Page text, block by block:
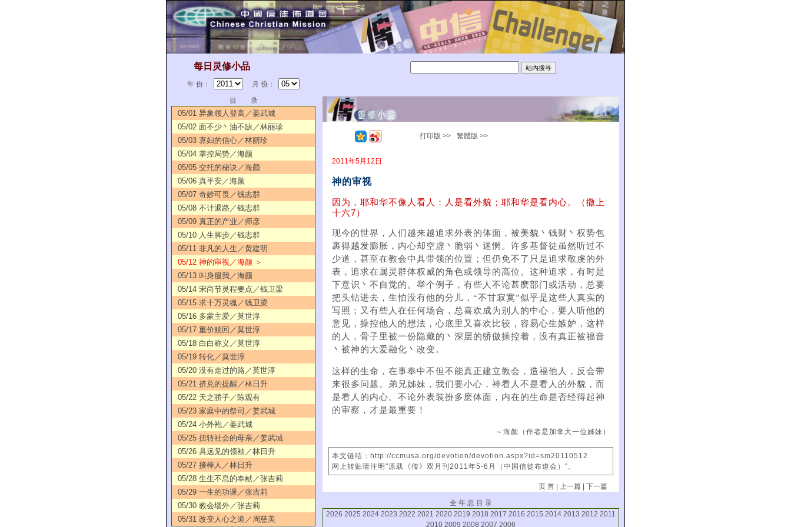
每日灵修小品
年 份：
月 份：
目 录
05/01 异象领人登高／姜武城
05/02 面不少丶油不缺／林丽珍
05/03 寡妇的信心／林丽珍
05/04 掌控局势／海颜
05/05 交托的秘诀／海颜
05/06 真平安／海颜
05/07 奇妙可畏／钱志群
05/08 不计退路／钱志群
05/09 真正的产业／师彦
05/10 人生脚步／钱志群
05/11 非凡的人生／黄建明
05/12 神的审视／海颜 ＞
05/13 叫身服我／海颜
05/14 宋尚节灵程要点／钱卫梁
05/15 求十万灵魂／钱卫梁
05/16 多蒙主爱／莫世淳
05/17 重价赎回／莫世淳
05/18 白白称义／莫世淳
05/19 转化／莫世淳
05/20 没有走过的路／莫世淳
05/21 挤兑的提醒／林日升
05/22 天之骄子／陈观有
05/23 家庭中的祭司／姜武城
05/24 小外袍／姜武城
05/25 扭转社会的母亲／姜武城
05/26 具远见的领袖／林日升
05/27 接棒人／林日升
05/28 生生不息的奉献／张吉莉
05/29 一生的功课／张吉莉
05/30 教会墙外／张吉莉
05/31 改变人心之道／周慈美
打印版 >> 繁體版 >>
2011年5月12日
神的审视
因为，耶和华不像人看人：人是看外貌；耶和华是看内心。（撒上
十六7）
现今的世界，人们越来越追求外表的体面，被美貌丶钱财丶权势包
裹得越发膨胀，内心却空虚丶脆弱丶迷惘。许多基督徒虽然听过不
少道，甚至在教会中具带领的位置；但仍免不了只是追求敬虔的外
表，追求在属灵群体权威的角色或领导的高位。这种追求，有时是
下意识丶不自觉的。举个例子，有些人不论甚麽部门或活动，总要
把头钻进去，生怕没有他的分儿，“不甘寂寞”似乎是这些人真实的
写照；又有些人在任何场合，总喜欢成为别人的中心，要人听他的
意见，操控他人的想法，心底里又喜欢比较，容易心生嫉妒，这样
的人，骨子里被一份隐藏的丶深层的骄傲操控着，没有真正被福音
丶被神的大爱融化丶改变。
这样的生命，在事奉中不但不能真正建立教会，造福他人，反会带
来很多问题。弟兄姊妹，我们要小心，神看人不是看人的外貌，而
是看人的内心。不论外表装扮多麽体面，内在的生命是否经得起神
的审察，才是最重要！
～海颜（作者是加拿大一位姊妹）
本文链结：http://ccmusa.org/devotion/devotion.aspx?id=sm20110512
网上转贴请注明"原载《传》双月刊2011年5-6月（中国信徒布道会）"。
页 首 | 上一篇 |下一篇
全 年 总 目 录
2026 2025 2024 2023 2022 2021 2020 2019 2018 2017 2016 2015 2014 2013 2012 2011
2010 2009 2008 2007 2006